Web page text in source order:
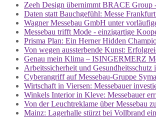
Zeeh Design übernimmt BRACE Group
Daten statt Bauchgefühl: Messe
Wagner Messebau GmbH unter
Messebau trifft Mode - einzigartige
Prisma Plan: Ein Herner Hidden
Von wegen aussterbende Kunst:
Genau mein Klima – ISINGERMERZ
Arbeitssicherheit und
Cyberangriff auf Messebau-Gruppe
Wirtschaft in Viersen: Messebauer
Winkels Interior in Kleve: Messebauer
Von der Leuchtreklame über Messebau
Mainz: Lagerhalle stürzt bei Vollbrand